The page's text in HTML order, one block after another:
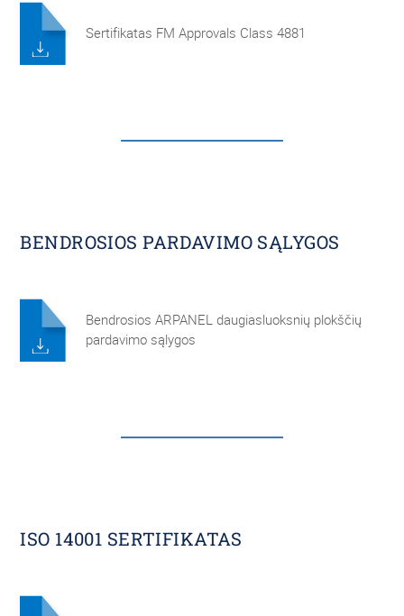
Sertifikatas FM Approvals Class 4881
BENDROSIOS PARDAVIMO SĄLYGOS
Bendrosios ARPANEL daugiasluoksnių plokščių
pardavimo sąlygos
ISO 14001 SERTIFIKATAS